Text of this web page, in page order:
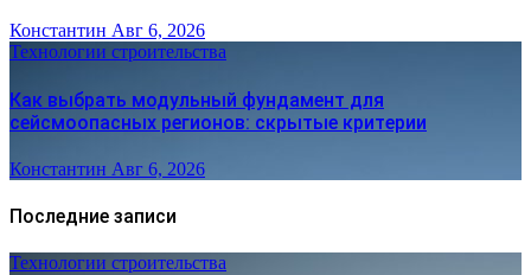
Константин Авг 6, 2026
Технологии строительства
Как выбрать модульный фундамент для
сейсмоопасных регионов: скрытые критерии
Константин Авг 6, 2026
Последние записи
Технологии строительства